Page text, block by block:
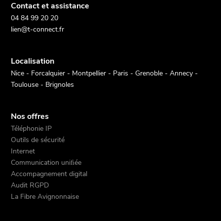
Contact et assistance
04 84 99 20 20
lien@t-connect.fr
Localisation
Nice - Forcalquier - Montpellier - Paris - Grenoble - Annecy -
Toulouse - Brignoles
Nos offres
Téléphonie IP
Outils de sécurité
Internet
Communication uniﬁée
Accompagnement digital
Audit RGPD
La Fibre Avignonnaise